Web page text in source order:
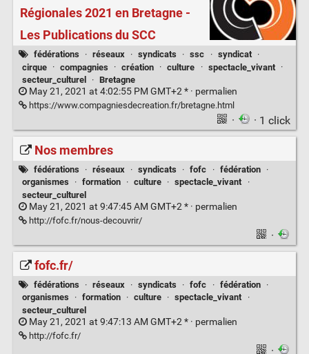
Régionales 2021 en Bretagne -
Les Publications du SCC
fédérations · réseaux · syndicats · ssc · syndicat
·
cirque
· compagnies · création · culture · spectacle_vivant
·
secteur_culturel
· Bretagne
May 21, 2021 at 4:02:55 PM GMT+2 * · permalien
https://www.compagniesdecreation.fr/bretagne.html
· · 1 click
Nos membres
fédérations · réseaux · syndicats · fofc · fédération
·
organismes
· formation · culture · spectacle_vivant
·
secteur_culturel
May 21, 2021 at 9:47:45 AM GMT+2 * · permalien
http://fofc.fr/nous-decouvrir/
·
fofc.fr/
fédérations · réseaux · syndicats · fofc · fédération
·
organismes
· formation · culture · spectacle_vivant
·
secteur_culturel
May 21, 2021 at 9:47:13 AM GMT+2 * · permalien
http://fofc.fr/
·